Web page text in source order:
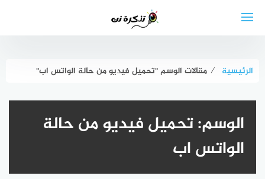
الرئيسية ⁄ مقالات الوسم "تحميل فيديو من حالة الواتس اب"
الوسم:تحميل فيديو من حالة
الواتس اب